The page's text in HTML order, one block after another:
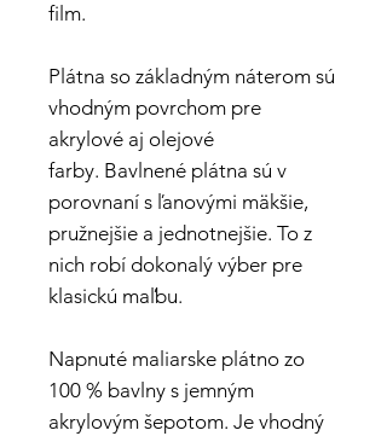
film.
Plátna so základným náterom sú
vhodným povrchom pre
akrylové aj olejové
farby. Bavlnené plátna sú v
porovnaní s ľanovými mäkšie,
pružnejšie a jednotnejšie. To z
nich robí dokonalý výber pre
klasickú maľbu.
Napnuté maliarske plátno zo
100 % bavlny s jemným
akrylovým šepotom. Je vhodný